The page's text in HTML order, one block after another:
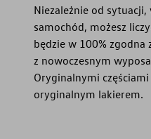
Niezależnie od sytuacji,
samochód, możesz
będzie w 100% zgodna
z nowoczesnym
Oryginalnymi
oryginalnym lakierem.